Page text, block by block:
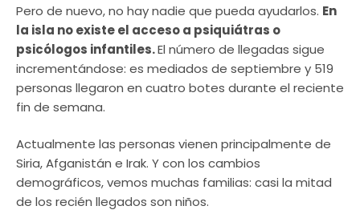
Pero de nuevo, no hay nadie que pueda ayudarlos. En
la isla no existe el acceso a psiquiátras o
psicólogos infantiles.El número de llegadas sigue
incrementándose: es mediados de septiembre y 519
personas llegaron en cuatro botes durante el reciente
fin de semana.
Actualmente las personas vienen principalmente de
Siria, Afganistán e Irak. Y con los cambios
demográficos, vemos muchas familias: casi la mitad
de los recién llegados son niños.